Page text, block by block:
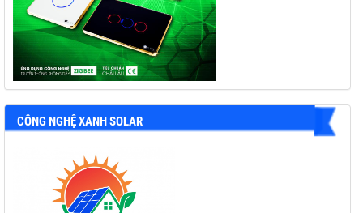
CÔNG NGHỆ XANH SOLAR